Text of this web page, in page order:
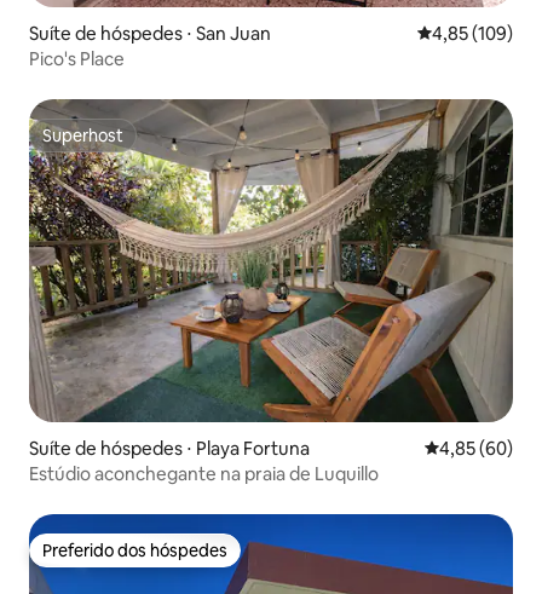
Suíte de hóspedes ⋅ San Juan 4,85 de uma
4,85 (109)
Pico's Place
Superhost
Superhost
Suíte de hóspedes ⋅ Playa Fortuna 4,85 de uma
4,85 (60)
Estúdio aconchegante na praia de Luquillo
Preferido dos hóspedes
Preferido dos hóspedes